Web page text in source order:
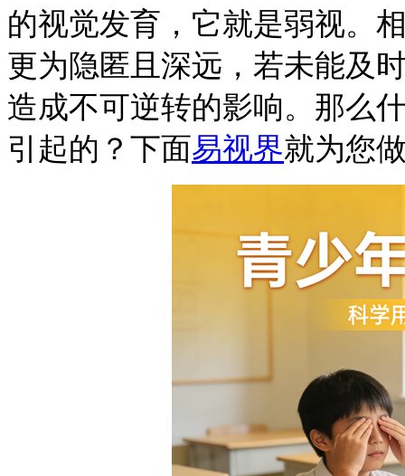
的视觉发育，它就是弱视。
更为隐匿且深远，若未能及
造成不可逆转的影响。 那么
引起的？下面易视界就为您